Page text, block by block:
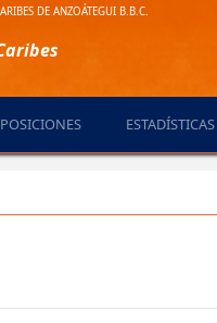
DE ANZOÁTEGUI B.B.C.
POSICIONES ESTADÍSTICAS